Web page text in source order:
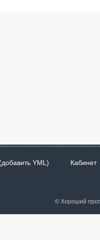
YML) Кабинет
© Хороший